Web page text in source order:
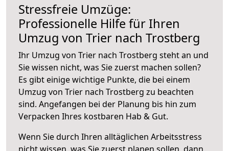
Stressfreie Umzüge:
Professionelle Hilfe für Ihren
Umzug von Trier nach Trostberg
Ihr Umzug von Trier nach Trostberg steht an und
Sie wissen nicht, was Sie zuerst machen sollen?
Es gibt einige wichtige Punkte, die bei einem
Umzug von Trier nach Trostberg zu beachten
sind. Angefangen bei der Planung bis hin zum
Verpacken Ihres kostbaren Hab & Gut.
Wenn Sie durch Ihren alltäglichen Arbeitsstress